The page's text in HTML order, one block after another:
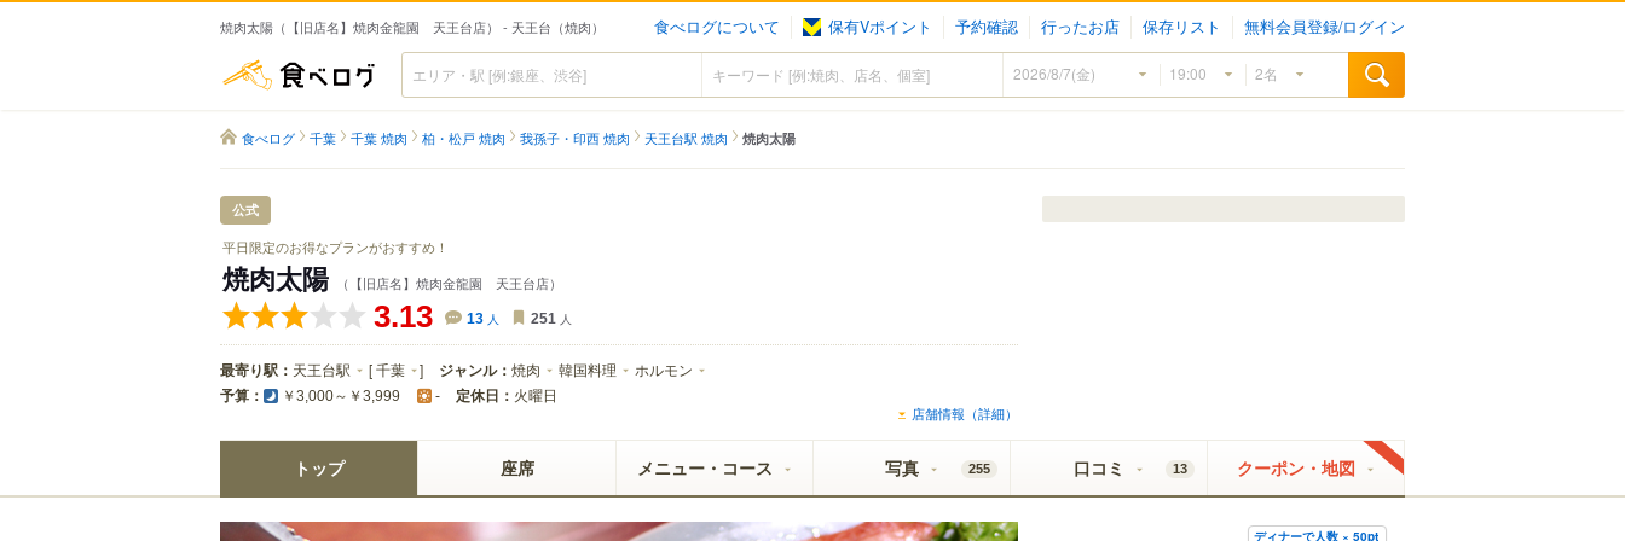
焼肉太陽（【旧店名】焼肉金龍園 天王台店） - 天王台（焼肉） 食べログについて 保有Vポイント 予約確認 行ったお店 保存リスト 無料会員登録/ログイン
食べログ
食べログ 千葉 千葉 焼肉 柏・松戸 焼肉 我孫子・印西 焼肉 天王台駅 焼肉 焼肉太陽
公式
平日限定のお得なプランがおすすめ！
焼肉太陽 （【旧店名】焼肉金龍園 天王台店）
3.13 13 人 251 人
最寄り駅： 天王台駅 [千葉 ] ジャンル： 焼肉 韓国料理 ホルモン
予算： ￥3,000～￥3,999 - 定休日： 火曜日
店舗情報（詳細）
トップ 座席 メニュー・コース 写真 255 口コミ 13 クーポン・地図
ディナーで人数 × 50pt